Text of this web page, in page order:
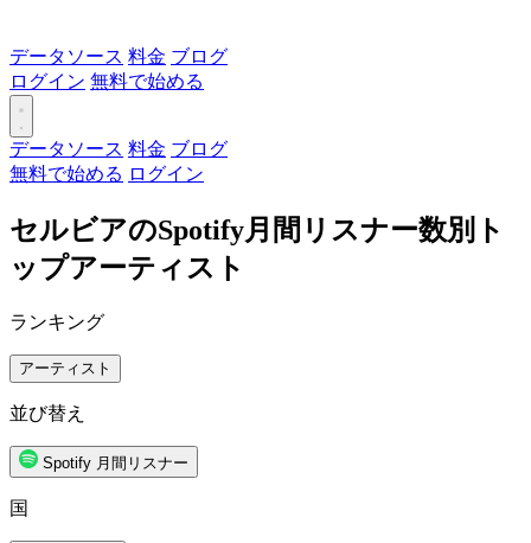
データソース 料金 ブログ
ログイン 無料で始める
データソース 料金 ブログ
無料で始める ログイン
セルビアのSpotify月間リスナー数別ト
ップアーティスト
ランキング
アーティスト
並び替え
Spotify 月間リスナー
国